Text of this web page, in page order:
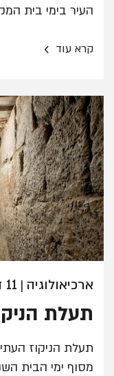
העיר בימי בית
קרא עוד ›
ארכיאולוגיה | 11 דצמבר 2024
תעלת
תעלת הניקוז